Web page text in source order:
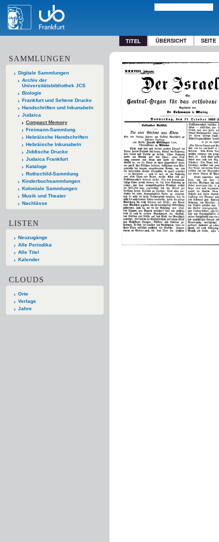
TITEL ÜBERSICHT SEITE
SAMMLUNGEN
Digitale Sammlungen
Archiv der
Universitätsbibliothek JCS
Biologie
Frankfurt und Seltene Drucke
Handschriften und Inkunabeln
Judaica
Compact Memory
Freimann-Sammlung
Hebräische Handschriften
Hebräische Inkunabeln
Jiddische Drucke
Judaica Frankfurt
Kataloge
Rothschild-Sammlung
Kinderbuchsammlungen
Koloniale Sammlungen
Musik und Theater
Nachlässe
LISTEN
Neuzugänge
Alle Periodika
Alle Titel
Kalender
CLOUDS
Orte
Verlage
Jahre